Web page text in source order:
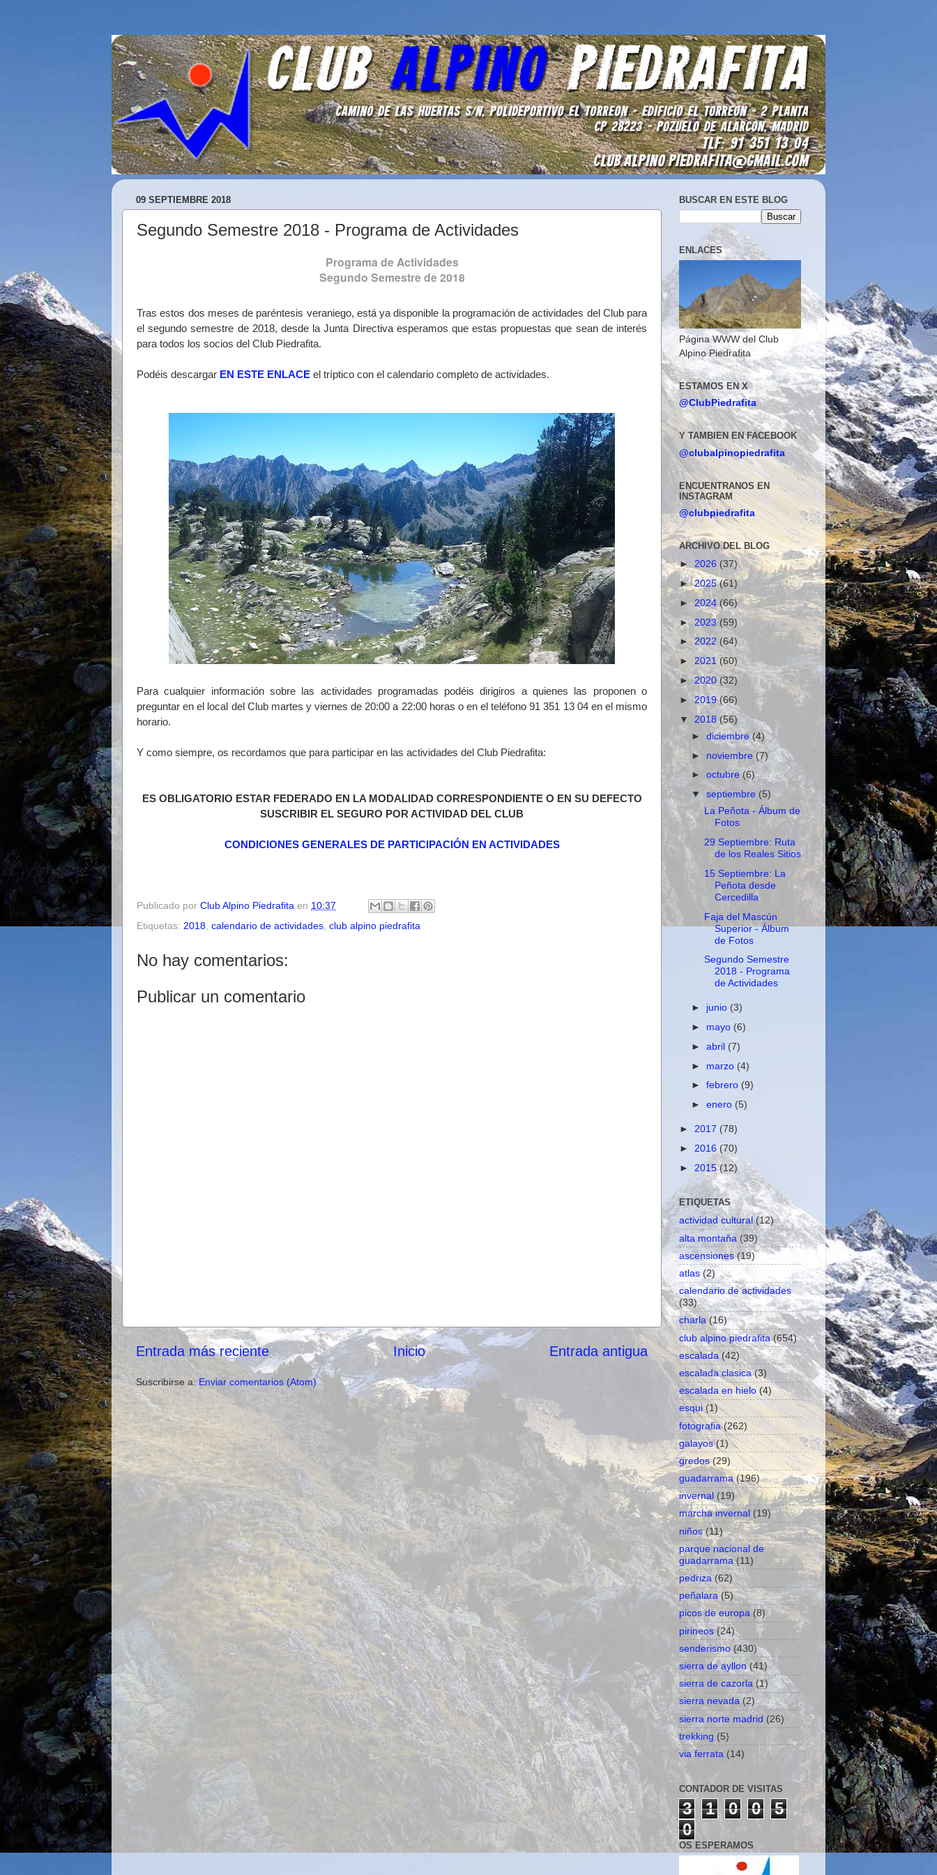
09 SEPTIEMBRE 2018
Segundo Semestre 2018 - Programa de Actividades
Programa de Actividades
Segundo Semestre de 2018
Tras estos dos meses de paréntesis veraniego, está ya disponible la programación de actividades del Club para
el segundo semestre de 2018, desde la Junta Directiva esperamos que estas propuestas que sean de interés
para todos los socios del Club Piedrafita.
Podéis descargar EN ESTE ENLACE el tríptico con el calendario completo de actividades.
Para cualquier información sobre las actividades programadas podéis dirigiros a quienes las proponen o
preguntar en el local del Club martes y viernes de 20:00 a 22:00 horas o en el teléfono 91 351 13 04 en el mismo
horario.
Y como siempre, os recordamos que para participar en las actividades del Club Piedrafita:
ES OBLIGATORIO ESTAR FEDERADO EN LA MODALIDAD CORRESPONDIENTE O EN SU DEFECTO
SUSCRIBIR EL SEGURO POR ACTIVIDAD DEL CLUB
CONDICIONES GENERALES DE PARTICIPACIÓN EN ACTIVIDADES
Publicado por Club Alpino Piedrafita en 10:37
Etiquetas: 2018 calendario de actividades club alpino piedrafita
No hay comentarios:
Publicar un comentario
Entrada más reciente Entrada antigua
Inicio
Suscribirse a: Enviar comentarios (Atom)
BUSCAR EN ESTE BLOG
ENLACES
Página WWW del Club
Alpino Piedrafita
ESTAMOS EN X
@ClubPiedrafita
Y TAMBIEN EN FACEBOOK
@clubalpinopiedrafita
ENCUENTRANOS EN
INSTAGRAM
@clubpiedrafita
ARCHIVO DEL BLOG
► 2026 (37)
►2025(61)
► 2024(66)
►2023(59)
► 2022 (64)
► 2021(60)
►2020(32)
►2019(66)
▼ 2018(56)
►diciembre(4)
► noviembre(7)
►octubre(6)
▼septiembre(5)
La Peñota - Álbum de
Fotos
29 Septiembre: Ruta
de los Reales Sitios
15 Septiembre: La
Peñota desde
Cercedilla
Faja del Mascún
Superior - Álbum
de Fotos
Segundo Semestre
2018 - Programa
de Actividades
► junio (3)
► mayo (6)
►abril (7)
► marzo (4)
►febrero (9)
►enero (5)
► 2017 (78)
► 2016 (70)
► 2015(12)
ETIQUETAS
actividad cultural (12)
alta montaña (39)
ascensiones (19)
atlas (2)
calendario de actividades
(33)
charla (16)
club alpino piedrafita (654)
escalada (42)
escalada clasica (3)
escalada en hielo (4)
esqui (1)
fotografia (262)
galayos (1)
gredos (29)
guadarrama (196)
invernal (19)
marcha invernal (19)
niños (11)
parque nacional de
guadarrama (11)
pedriza (62)
peñalara (5)
picos de europa (8)
pirineos (24)
senderismo (430)
sierra de ayllon (41)
sierra de cazorla (1)
sierra nevada (2)
sierra norte madrid (26)
trekking (5)
via ferrata (14)
CONTADOR DE VISITAS
3 1 0 0
5
0
OS ESPERAMOS